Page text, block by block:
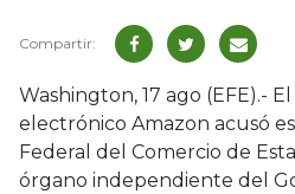
Washington, 17 ago (EFE).-
electrónico Amazon acusó
Federal del Comercio de
órgano independiente del